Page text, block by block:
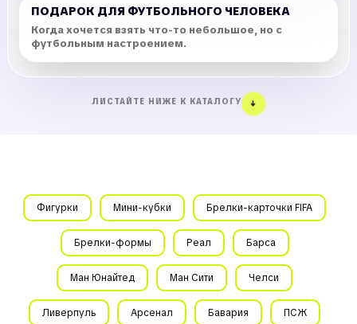
ПОДАРОК ДЛЯ ФУТБОЛЬНОГО ЧЕЛОВЕКА
Когда хочется взять что-то небольшое, но с
футбольным настроением.
ЛИСТАЙТЕ НИЖЕ К КАТАЛОГУ ↓
Фигурки Мини-кубки Брелки-карточки FIFA
Брелки-формы Реал Барса
Ман Юнайтед Ман Сити Челси
Ливерпуль Арсенал Бавария ПСЖ